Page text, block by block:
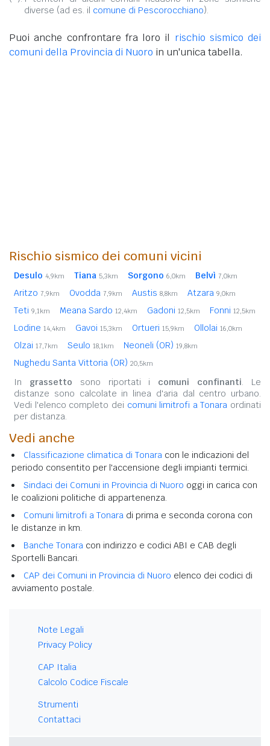
diverse (ad es. il comune di Pescorocchiano).
Puoi anche confrontare fra loro il rischio sismico dei
comuni della Provincia di Nuoro in un'unica tabella.
Rischio sismico dei comuni vicini
Desulo 4,9km Tiana 5,3km Sorgono 6,0km Belvì 7,0km
Aritzo 7,9km Ovodda 7,9km Austis 8,8km Atzara 9,0km
Teti 9,1km Meana Sardo 12,4km Gadoni 12,5km Fonni 12,5km
Lodine 14,4km Gavoi 15,3km Ortueri 15,9km Ollolai 16,0km
Olzai 17,7km Seulo 18,1km Neoneli (OR) 19,8km
Nughedu Santa Vittoria (OR) 20,5km
In grassetto sono riportati i comuni confinanti. Le
distanze sono calcolate in linea d'aria dal centro urbano.
Vedi l'elenco completo dei comuni limitrofi a Tonara ordinati
per distanza.
Vedi anche
Classificazione climatica di Tonara con le indicazioni del
periodo consentito per l'accensione degli impianti termici.
Sindaci dei Comuni in Provincia di Nuoro oggi in carica con
le coalizioni politiche di appartenenza.
Comuni limitrofi a Tonara di prima e seconda corona con
le distanze in km.
Banche Tonara con indirizzo e codici ABI e CAB degli
Sportelli Bancari.
CAP dei Comuni in Provincia di Nuoro elenco dei codici di
avviamento postale.
Note Legali
Privacy Policy
CAP Italia
Calcolo Codice Fiscale
Strumenti
Contattaci